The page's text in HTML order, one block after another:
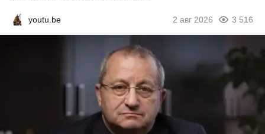
youtu.be 2 авг 2026 3 516